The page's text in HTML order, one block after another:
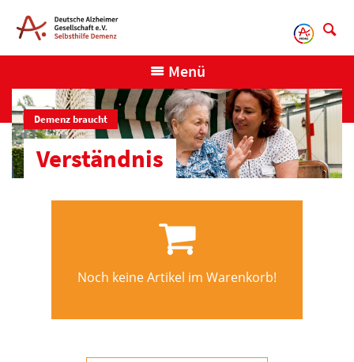
Menü
Demenz braucht
Verständnis
Noch keine Artikel im Warenkorb!